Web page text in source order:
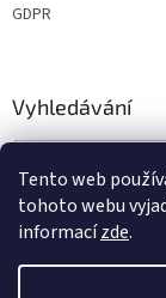
Tento web
tohoto webu
informacízde.
GDPR
Vyhledávání